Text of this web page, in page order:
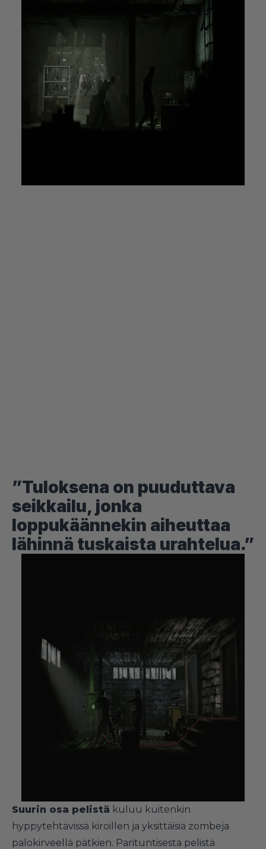
”Tuloksena on puuduttava
seikkailu, jonka
loppukäännekin aiheuttaa
lähinnä tuskaista urahtelua.”
Suurin osa pelistä kuluu kuitenkin
hyppytehtävissä kiroillen ja yksittäisiä zombeja
palokirveellä pätkien. Parituntisesta pelistä